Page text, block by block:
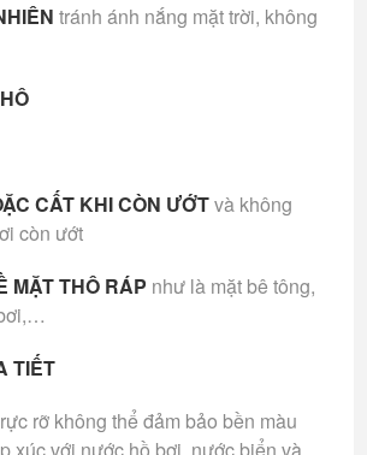
tránh ánh nắng mặt trời, không
CẤT KHI CÒN ƯỚTvà không
còn ướt
MẶT THÔ RÁP như là mặt bê tông,
TIẾT
rỡ không thể đảm bảo bền màu
xúc với nước hồ bơi, nước biển và